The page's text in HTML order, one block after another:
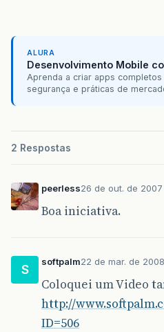
ALURA
Desenvolvimento Mobile
Aprenda a criar apps
segurança e práticas de
2 Respostas
peerless26 de out. de 2007
Boa iniciativa.
S
softpalm22 de mar. de 2008
Coloquei um Video
http://
ID=506